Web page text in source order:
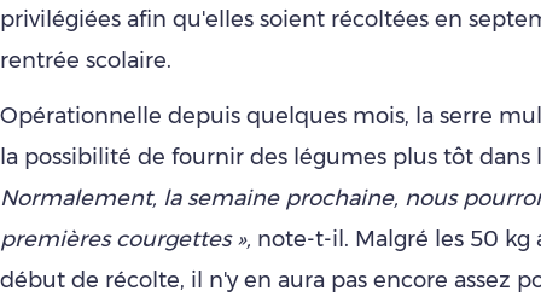
privilégiées afin qu'elles soient récoltées en
rentrée scolaire.
Opérationnelle depuis quelques mois, la serre
la possibilité de fournir des légumes plus tôt dans
Normalement, la semaine prochaine, nous
premières courgettes », note-t-il. Malgré les 50 kg
début de récolte, il n'y en aura pas encore assez